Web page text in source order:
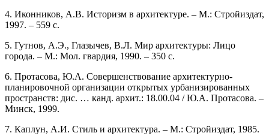
4. Иконников, А.В. Историзм в архитектуре. – М.: Стройиздат,
1997. – 559 с.
5. Гутнов, А.Э., Глазычев, В.Л. Мир архитектуры: Лицо
города. – М.: Мол. гвардия, 1990. – 350 с.
6. Протасова, Ю.А. Совершенствование архитектурно-
планировочной организации открытых урбанизированных
пространств: дис. … канд. архит.: 18.00.04 / Ю.А. Протасова. –
Минск, 1999.
7. Каплун, А.И. Стиль и архитектура. – М.: Стройиздат, 1985.